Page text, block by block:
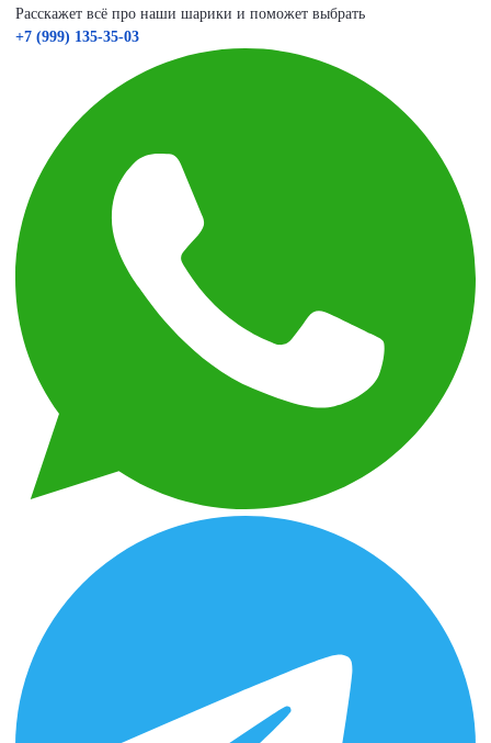
Расскажет всё про наши шарики и поможет выбрать
+7 (999) 135-35-03